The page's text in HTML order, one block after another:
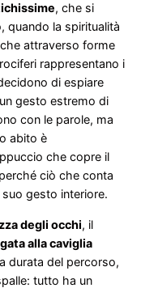
, che si
quando la spiritualità
attraverso forme
rappresentano i
di espiare
gesto estremo di
con le parole, ma
abito è
che copre il
ciò che conta
suo gesto interiore.
degli occhi, il
alla caviglia
durata del percorso,
tutto ha un